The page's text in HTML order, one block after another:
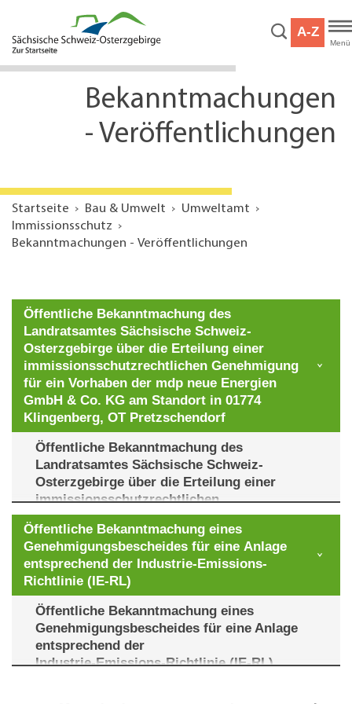
Hauptinhalt
Service
A-Z
Menü
Bekanntmachungen
- Veröffentlichungen
Startseite Bau & Umwelt
Umweltamt
Immissionsschutz
Bekanntmachungen - Veröffentlichungen
Öffentliche Bekanntmachung des
Landratsamtes Sächsische Schweiz-
Osterzgebirge über die Erteilung einer
immissionsschutzrechtlichen Genehmigung
für ein Vorhaben der mdp neue Energien
GmbH & Co. KG am Standort in 01774
Klingenberg, OT Pretzschendorf
Öffentliche Bekanntmachung des
Landratsamtes Sächsische Schweiz-
Osterzgebirge über die Erteilung einer
immissionsschutzrechtlichen
Genehmigungfür ein Vorhaben der mdp
neue Energien GmbH & Co. KGam Standort
in 01774 Klingenberg, OT Pretzschendorf
Az: 28-IMI-106.11/5 /9-18/100
vom 18.04.2026
Auf der Grundlage des § 21a Abs. 1 der
Neunten Verordnung zur Durchführung des
Bundes-Immissionsschutz-Gesetzes
Öffentliche Bekanntmachung eines
Genehmigungsbescheides für eine Anlage
entsprechend der Industrie-Emissions-
Richtlinie (IE-RL)
Öffentliche Bekanntmachung eines
Genehmigungsbescheides für eine Anlage
entsprechend der
Industrie-Emissions-Richtlinie (IE-RL)